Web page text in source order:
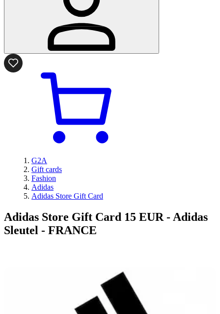
G2A
Gift cards
Fashion
Adidas
Adidas Store Gift Card
Adidas Store Gift Card 15 EUR - Adidas
Sleutel - FRANCE